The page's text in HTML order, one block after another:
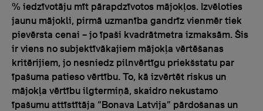
% iedzīvotāju mīt pārapdzīvotos mājokļos. Izvēloties
jaunu mājokli, pirmā uzmanība gandrīz vienmēr tiek
pievērsta cenai – jo īpaši kvadrātmetra izmaksām. Šis
ir viens no subjektīvākajiem mājokļa vērtēšanas
kritērijiem, jo nesniedz pilnvērtīgu priekšstatu par
īpašuma patieso vērtību. To, kā izvērtēt riskus un
mājokļa vērtību ilgtermiņā, skaidro nekustamo
īpašumu attīstītāja “Bonava Latvija” pārdošanas un